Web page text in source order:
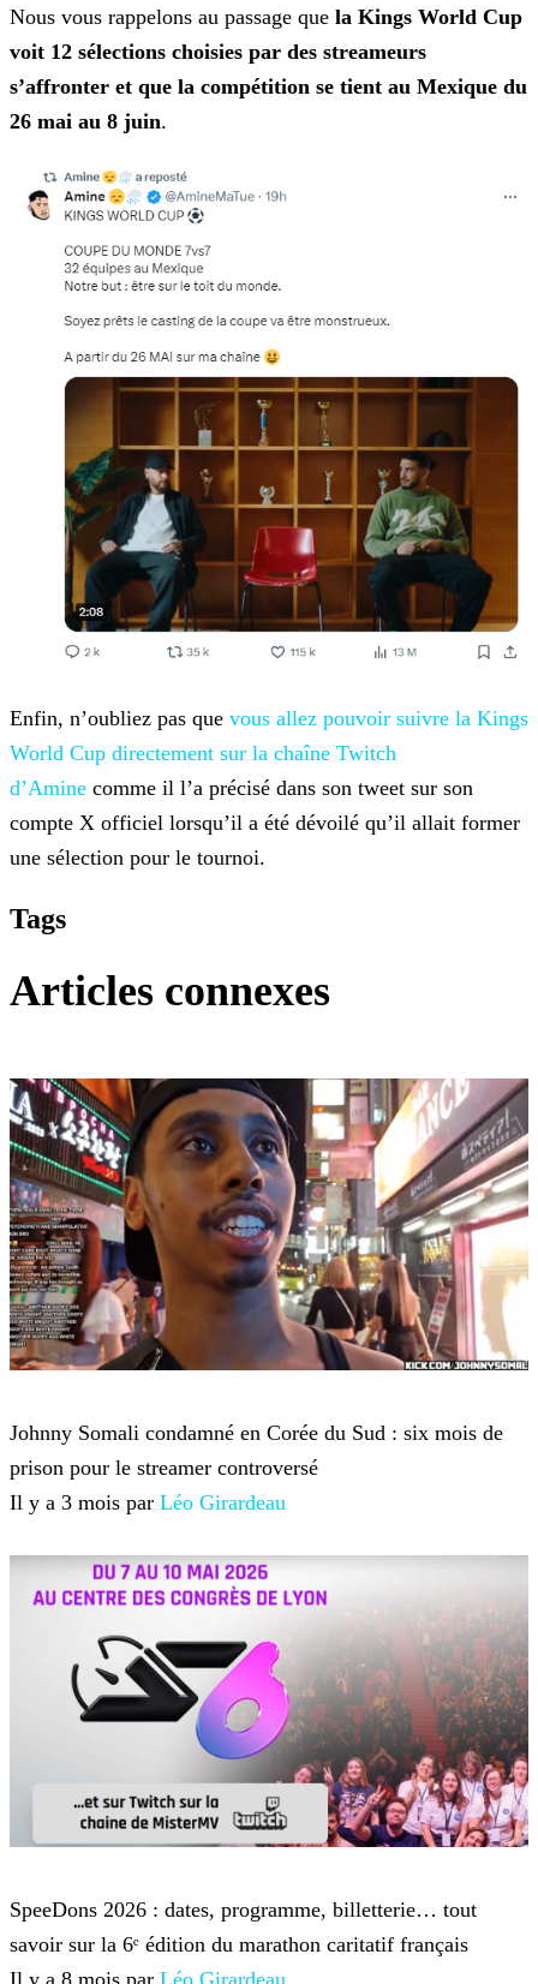
Nous vous rappelons au passage que la Kings World Cup
voit 12 sélections choisies par des streameurs
s’affronter et que la compétition se tient au Mexique du
26 mai au 8 juin.
Enfin, n’oubliez pas que vous allez pouvoir suivre la Kings
World Cup directement sur la chaîne Twitch
d’Amine comme il l’a précisé dans son tweet sur son
compte X officiel lorsqu’il a été dévoilé qu’il allait former
une sélection pour le tournoi.
Tags
Articles connexes
Johnny Somali condamné en Corée du Sud : six mois de
prison pour le streamer controversé
Il y a 3 mois par Léo Girardeau
SpeeDons 2026 : dates, programme, billetterie… tout
savoir sur la 6ᵉ édition du marathon caritatif français